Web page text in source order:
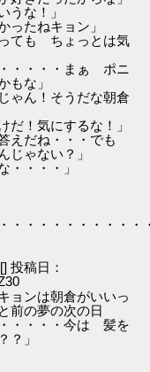
うな！」
たねキョン」
ても ちょっとは気
・・・・まぁ ポニ
もな」
ゃん！そうだな朝倉
！気にするな！」
えだね・・・でも
じゃない？」
・・・・」
・・・・・・・・・
[] 投稿日：
ンは朝倉がいいっ
前の夢の次の日
・・・・今は 髪を
？」